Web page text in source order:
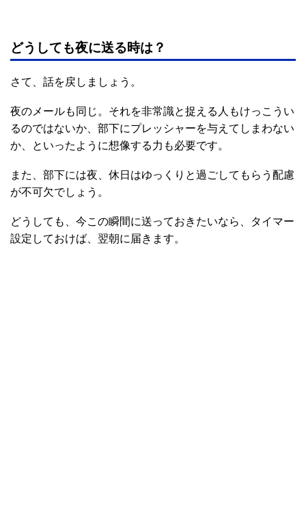
どうしても夜に送る時は？
さて、話を戻しましょう。
夜のメールも同じ。それを非常識と捉える人もけっこうい
るのではないか、部下にプレッシャーを与えてしまわない
か、といったように想像する力も必要です。
また、部下には夜、休日はゆっくりと過ごしてもらう配慮
が不可欠でしょう。
どうしても、今この瞬間に送っておきたいなら、タイマー
設定しておけば、翌朝に届きます。